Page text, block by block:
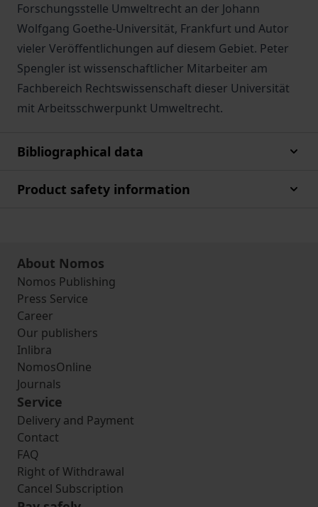
Forschungsstelle Umweltrecht an der Johann
Wolfgang Goethe-Universität, Frankfurt und Autor
vieler Veröffentlichungen auf diesem Gebiet. Peter
Spengler ist wissenschaftlicher Mitarbeiter am
Fachbereich Rechtswissenschaft dieser Universität
mit Arbeitsschwerpunkt Umweltrecht.
Bibliographical data
Product safety information
About Nomos
Nomos Publishing
Press Service
Career
Our publishers
Inlibra
NomosOnline
Journals
Service
Delivery and Payment
Contact
FAQ
Right of Withdrawal
Cancel Subscription